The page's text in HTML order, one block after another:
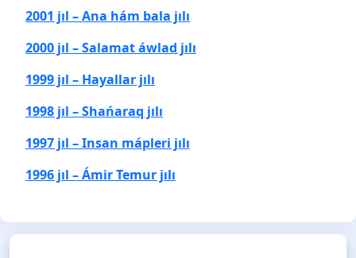
2001 jıl – Ana hám bala jılı
2000 jıl – Salamat áwlad jılı
1999 jıl – Hayallar jılı
1998 jıl – Shańaraq jılı
1997 jıl – Insan mápleri jılı
1996 jıl – Ámir Temur jılı